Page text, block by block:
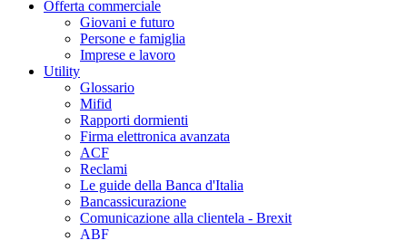
Offerta commerciale
Giovani e futuro
Persone e famiglia
Imprese e lavoro
Utility
Glossario
Mifid
Rapporti dormienti
Firma elettronica avanzata
ACF
Reclami
Le guide della Banca d'Italia
Bancassicurazione
Comunicazione alla clientela - Brexit
ABF